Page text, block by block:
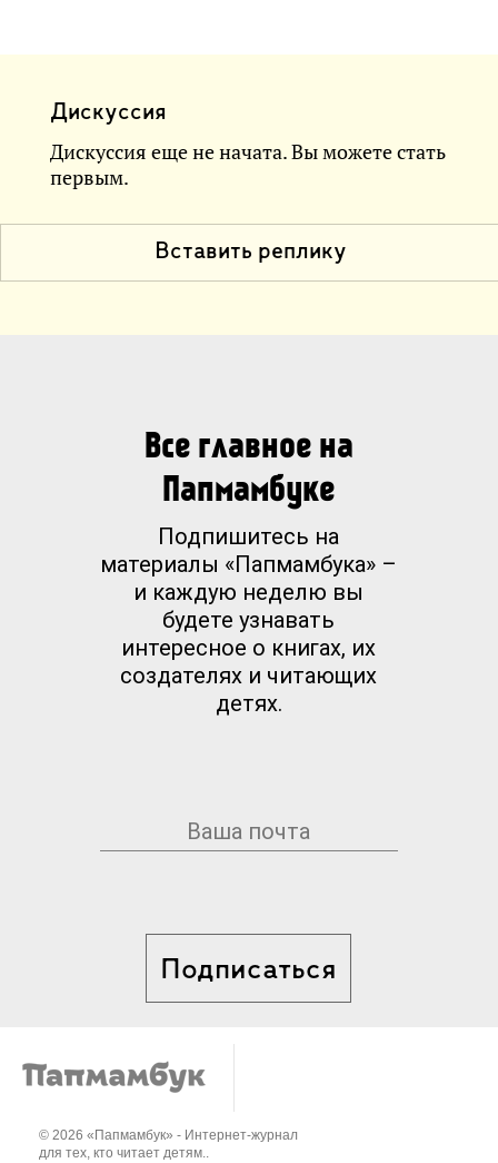
Дискуссия
Дискуссия еще не начата. Вы можете стать
первым.
Вставить реплику
Все главное на
Папмамбуке
Подпишитесь на
материалы «Папмамбука» –
и каждую неделю вы
будете узнавать
интересное о книгах, их
создателях и читающих
детях.
Подписаться
© 2026 «Папмамбук» - Интернет-журнал
для тех, кто читает детям..